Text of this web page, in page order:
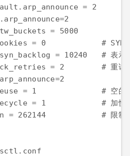
= 2
= 5000
= 0            # SYN等待队
= 10240   # 表示未收
= 2        # 重试
= 1              # 空的TCP
= 1            # 加快TCP
= 262144            # 限制监听